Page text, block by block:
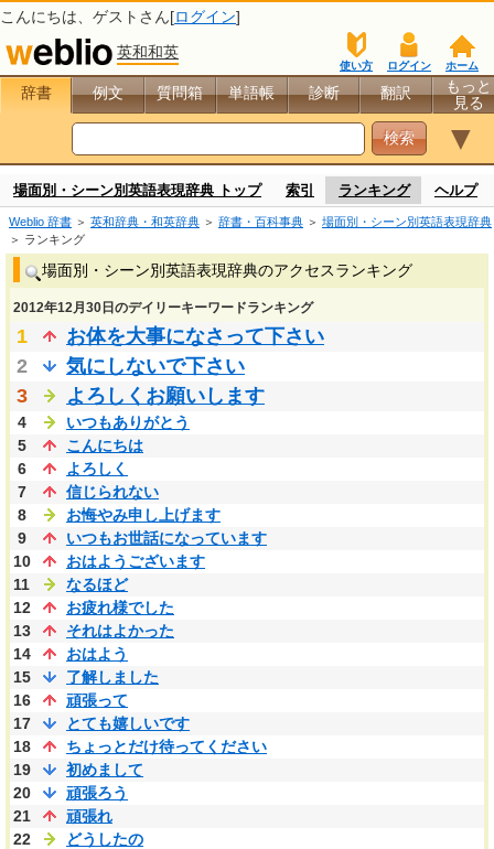
こんにちは、 ゲスト さん[ログイン]
英和和英
ホーム
ログイン
使い方
辞書 例文 質問箱 単語帳 診断 翻訳
もっと
見る
▼
場面別・シーン別英語表現辞典 トップ 索引 ランキング ヘルプ
Weblio 辞書 ＞ 英和辞典・和英辞典 ＞ 辞書・百科事典 ＞ 場面別・シーン別英語表現辞典
＞ ランキング
場面別・シーン別英語表現辞典のアクセスランキング
2012年12月30日のデイリーキーワードランキング
1
お体を大事になさって下さい
2
気にしないで下さい
3
よろしくお願いします
4
いつもありがとう
5
こんにちは
6
よろしく
7
信じられない
8
お悔やみ申し上げます
9
いつもお世話になっています
10
おはようございます
11
なるほど
12
お疲れ様でした
13
それはよかった
14
おはよう
15
了解しました
16
頑張って
17
とても嬉しいです
18
ちょっとだけ待ってください
19
初めまして
20
頑張ろう
21
頑張れ
22
どうしたの